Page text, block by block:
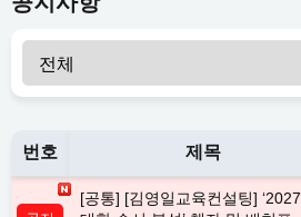
번호 제목
[공통] [김영일교육컨설팅] ‘2027